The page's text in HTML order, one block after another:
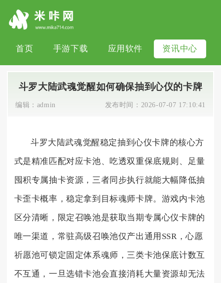
首页 手游下载 应用软件 资讯中心
斗罗大陆武魂觉醒如何确保抽到心仪的卡牌
编辑： admin 发布时间： 2026-07-07 17:10:41
斗罗大陆武魂觉醒稳定抽到心仪卡牌的核心方
式是精准匹配对应卡池、吃透双重保底规则、足量
囤积专属抽卡资源，三者同步执行就能大幅降低抽
卡歪卡概率，稳定拿到目标魂师卡牌。游戏内卡池
区分清晰，限定召唤池是获取当期专属心仪卡牌的
唯一渠道，常驻高级召唤池仅产出通用SSR，心愿
祈愿池可锁定固定体系魂师，三类卡池保底计数互
不互通，一旦选错卡池会直接消耗大量资源却无法